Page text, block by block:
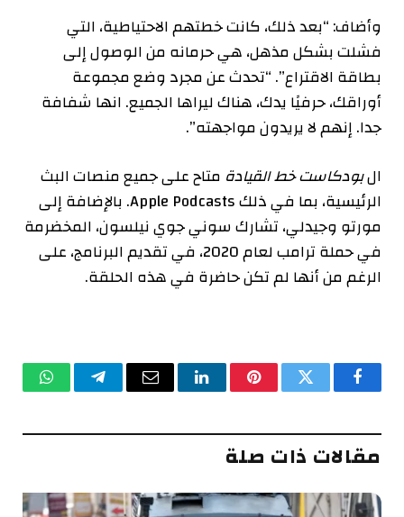
وأضاف: “بعد ذلك، كانت خطتهم الاحتياطية، التي
فشلت بشكل مذهل، هي حرمانه من الوصول إلى
بطاقة الاقتراع”. “تحدث عن مجرد وضع مجموعة
أوراقك، حرفيًا يدك، هناك ليراها الجميع. انها شفافة
جدا. إنهم لا يريدون مواجهته”.
البودكاست خط القيادة متاح على جميع منصات البث
الرئيسية، بما في ذلك Apple Podcasts. بالإضافة إلى
مورتو وجيدلي، تشارك سوني جوي نيلسون، المخضرمة
في حملة ترامب لعام 2020، في تقديم البرنامج، على
الرغم من أنها لم تكن حاضرة في هذه الحلقة.
فيسبوكتويتر بينتيريستلينكدإنالبريد تيلقرام
مقالات ذات صلة